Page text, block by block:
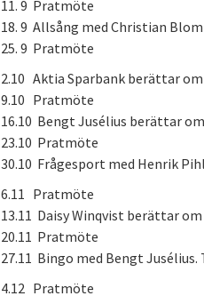
11. 9 Pratmöte
18. 9 Allsång med Christian
25. 9 Pratmöte
2.10 Aktia Sparbank berättar
9.10 Pratmöte
16.10 Bengt Jusélius berättar
23.10 Pratmöte
30.10 Frågesport med Henrik
6.11 Pratmöte
13.11 Daisy Winqvist berättar
20.11 Pratmöte
27.11 Bingo med Bengt
4.12 Pratmöte